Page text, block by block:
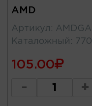
AMD
Артикул :
Каталожный :
105.00
- +